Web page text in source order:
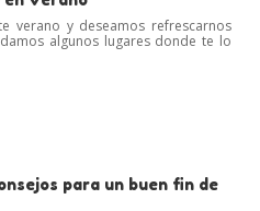
verano y deseamos refrescarnos
algunos lugares donde te lo
para un buen fin de